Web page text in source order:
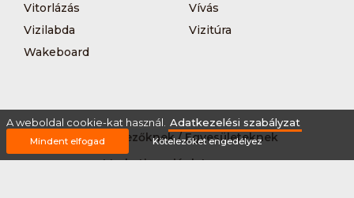
Vitorlázás
Vívás
Vizilabda
Vizitúra
Wakeboard
Rólunk
Szervezőknek / Egyesületeknek
Marketing ajánlat
A weboldal cookie-kat használ. Adatkezelési szabályzat
Mindent elfogad Kötelezőket engedélyez